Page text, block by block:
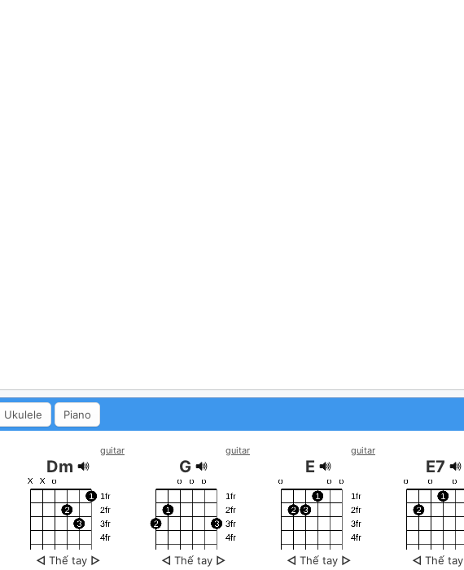
Ukulele Piano
guitar
Dm
◁ Thế tay ▷
guitar
G
◁ Thế tay ▷
guitar
E
◁ Thế tay ▷
E7
◁ Thế tay